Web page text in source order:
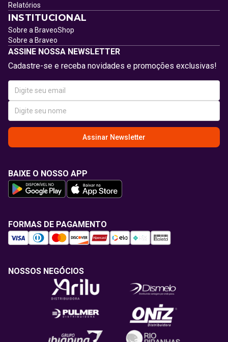
Relatórios
INSTITUCIONAL
Sobre a BraveoShop
Sobre a Braveo
ASSINE NOSSA NEWSLETTER
Cadastre-se e receba novidades e promoções exclusivas!
Assinar Newsletter
BAIXE O NOSSO APP
FORMAS DE PAGAMENTO
NOSSOS NEGÓCIOS